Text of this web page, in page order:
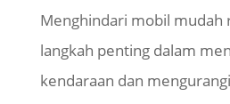
Menghindari mobil mudah
langkah penting dalam
kendaraan dan